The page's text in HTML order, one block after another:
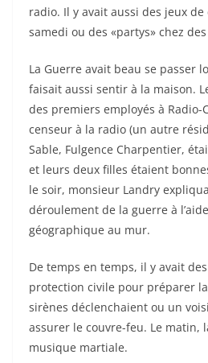
radio. Il y avait aussi des jeux
samedi ou des «partys» chez
La Guerre avait beau se passer
faisait aussi sentir à la maison.
des premiers employés à Radio-
censeur à la radio (un autre
Sable, Fulgence Charpentier,
et leurs deux filles étaient
le soir, monsieur Landry
déroulement de la guerre à
géographique au mur.
De temps en temps, il y avait
protection civile pour préparer
sirènes déclenchaient ou un
assurer le couvre-feu. Le matin,
musique martiale.